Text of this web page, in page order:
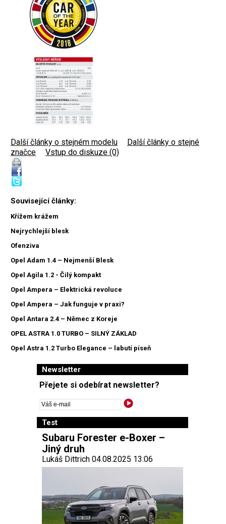
Další články o stejném modelu
Další články o stejné
značce
Vstup do diskuze (0)
Související články:
Křížem krážem
Nejrychlejší blesk
Ofenziva
Opel Adam 1.4 – Nejmenší Blesk
Opel Agila 1.2 - Čilý kompakt
Opel Ampera – Elektrická revoluce
Opel Ampera – Jak funguje v praxi?
Opel Antara 2.4 – Němec z Koreje
OPEL ASTRA 1.0 TURBO – SILNÝ ZÁKLAD
Opel Astra 1.2 Turbo Elegance – labutí píseň
Newsletter
Přejete si odebírat newsletter?
Test
Subaru Forester e-Boxer –
Jiný druh
Lukáš Dittrich 04.08.2025 13:06